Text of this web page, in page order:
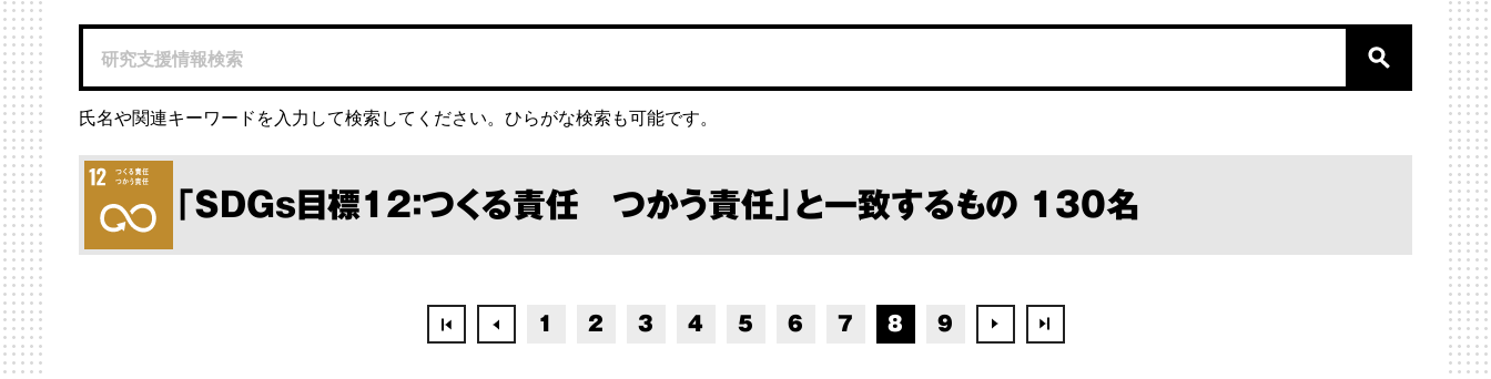
氏名や関連キーワードを入力して検索してください。 ひらがな検索も可能です。
「SDGs目標12：つくる責任 つかう責任」と一致するもの 130名
1 2 3 4 5 6 7 8 9